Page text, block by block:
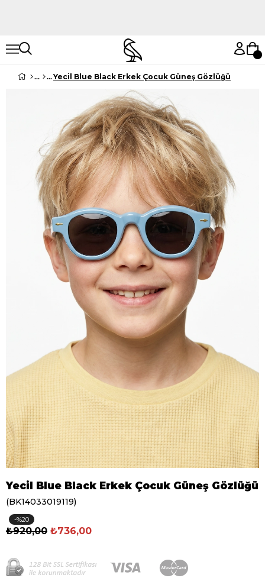
Yecil Blue Black Erkek Çocuk Güneş Gözlüğü
Yecil Blue Black Erkek Çocuk Güneş Gözlüğü
(BK14033019119)
20
₺920,00 ₺736,00